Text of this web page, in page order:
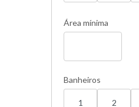
Área mínima
Banheiros
1 2